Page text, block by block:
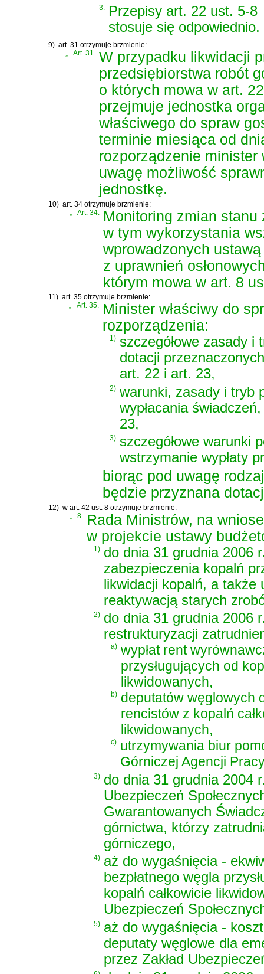
3.
Przepisy art. 22 ust. 5-8
stosuje się odpowiednio.
9) art. 31 otrzymuje brzmienie:
„
Art. 31. W przypadku likwidacji
przedsiębiorstwa robót
o których mowa w art.
przejmuje jednostka
właściwego do spraw
terminie miesiąca od
rozporządzenie minister
uwagę możliwość
jednostkę.
10) art. 34 otrzymuje brzmienie:
Art. 34.
Monitoring zmian
w tym wykorzystania
wprowadzonych
z uprawnień
którym mowa w art. 8
11) art. 35 otrzymuje brzmienie:
„
Art. 35. Minister właściwy do
rozporządzenia:
1) szczegółowe zasady
dotacji
art. 22 i art. 23,
2) warunki, zasady i tryb
wypłacania
23,
3) szczegółowe warunki
wstrzymanie wypłaty
biorąc pod uwagę
będzie przyznana
12) w art. 42 ust. 8 otrzymuje brzmienie:
8.
Rada Ministrów, na
w projekcie ustawy
1) do dnia 31 grudnia 2006
zabezpieczenia kopalń
likwidacji kopalń, a także
reaktywacją starych
2) do dnia 31 grudnia 2006
restrukturyzacji
a) wypłat rent
przysługujących od
likwidowanych,
b) deputatów węglowych
rencistów z kopalń
likwidowanych,
c) utrzymywania biur
Górniczej Agencji
3) do dnia 31 grudnia 2004
Ubezpieczeń
Gwarantowanych
górnictwa, którzy
górniczego,
4) aż do wygaśnięcia -
bezpłatnego węgla
kopalń całkowicie
Ubezpieczeń
5) aż do wygaśnięcia -
deputaty węglowe dla
przez Zakład